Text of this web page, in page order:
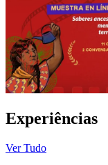
Experiências
Ver Tudo